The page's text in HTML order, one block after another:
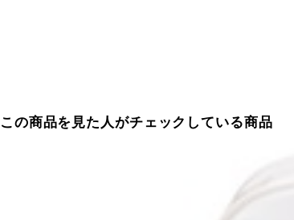
この商品を見た人がチェックしている商品